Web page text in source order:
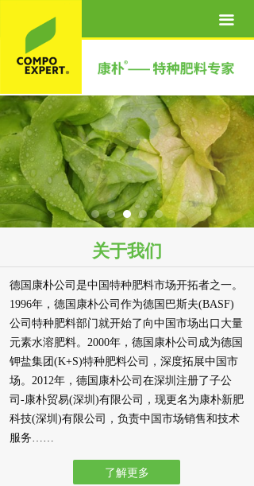
끀
关于我们
营养方案
新闻资讯
联系我们
人才招聘
关于我们
德国康朴公司是中国特种肥料市场开拓者之一。
1996年，德国康朴公司作为德国巴斯夫(BASF)
公司特种肥料部门就开始了向中国市场出口大量
元素水溶肥料。2000年，德国康朴公司成为德国
钾盐集团(K+S)特种肥料公司，深度拓展中国市
场。2012年，德国康朴公司在深圳注册了子公
司-康朴贸易(深圳)有限公司，现更名为康朴新肥
科技(深圳)有限公司，负责中国市场销售和技术
服务……
了解更多